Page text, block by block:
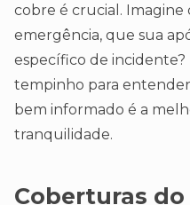
cobre é crucial. Imagine
emergência, que sua
específico de incidente?
tempinho para
bem informado é a
tranquilidade.
Coberturas